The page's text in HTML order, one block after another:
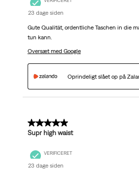
23 dage siden
Gute Qualität, ordentliche Taschen in die
tun kann.
Oversæt med Google
Oprindeligt slået op på
5 ud af 5 stjerner.
Supr high waist
VERIFICERET
23 dage siden